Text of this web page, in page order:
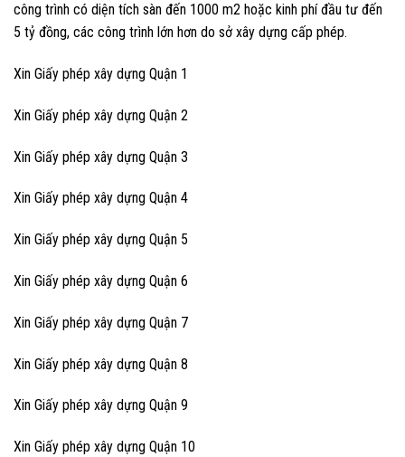
công trình có diện tích sàn đến 1000 m2 hoặc kinh phí đầu tư đến
5 tỷ đồng, các công trình lớn hơn do sở xây dựng cấp phép.
Xin Giấy phép xây dựng Quận 1
Xin Giấy phép xây dựng Quận 2
Xin Giấy phép xây dựng Quận 3
Xin Giấy phép xây dựng Quận 4
Xin Giấy phép xây dựng Quận 5
Xin Giấy phép xây dựng Quận 6
Xin Giấy phép xây dựng Quận 7
Xin Giấy phép xây dựng Quận 8
Xin Giấy phép xây dựng Quận 9
Xin Giấy phép xây dựng Quận 10